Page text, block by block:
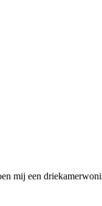
mij een